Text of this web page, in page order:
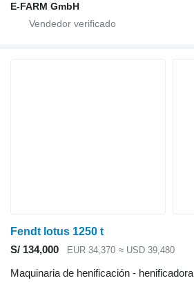
E-FARM GmbH
Fendt lotus 1250 t
S/ 134,000
EUR 34,370 ≈ USD 39,480
Maquinaria de henificación - henificadora